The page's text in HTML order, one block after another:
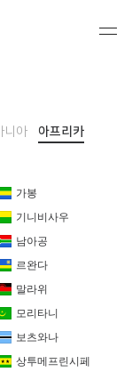
니아
아프리카
가봉
기니비사우
남아공
르완다
말라위
모리타니
보츠와나
상투메프린시페